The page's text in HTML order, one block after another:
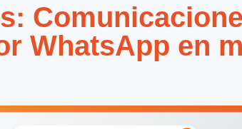
WhatsApp en